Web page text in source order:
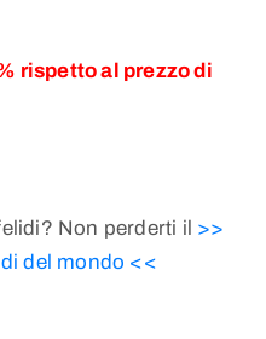
rispetto al prezzo di
Non perderti il >>
del mondo <<